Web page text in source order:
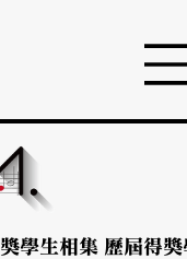
學生相集 歷屆得